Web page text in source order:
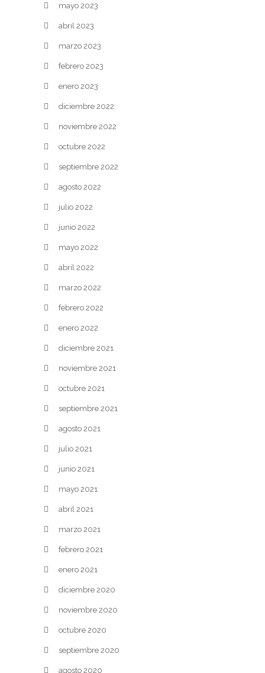
mayo 2023
abril 2023
marzo 2023
febrero 2023
enero 2023
diciembre 2022
noviembre 2022
octubre 2022
septiembre 2022
agosto 2022
julio 2022
junio 2022
mayo 2022
abril 2022
marzo 2022
febrero 2022
enero 2022
diciembre 2021
noviembre 2021
octubre 2021
septiembre 2021
agosto 2021
julio 2021
junio 2021
mayo 2021
abril 2021
marzo 2021
febrero 2021
enero 2021
diciembre 2020
noviembre 2020
octubre 2020
septiembre 2020
agosto 2020